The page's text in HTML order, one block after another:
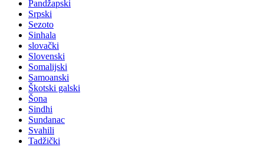
Pandžapski
Srpski
Sezoto
Sinhala
slovački
Slovenski
Somalijski
Samoanski
Škotski galski
Šona
Sindhi
Sundanac
Svahili
Tadžički